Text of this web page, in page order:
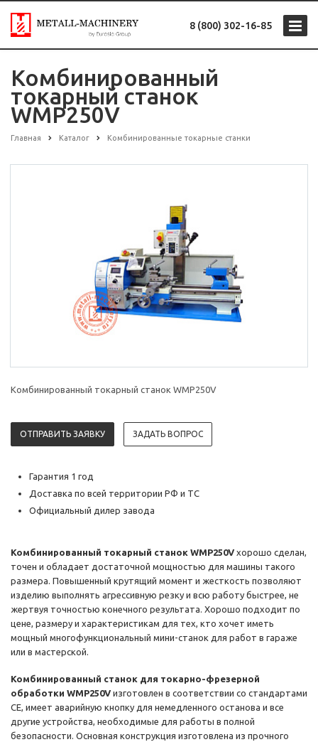
8 (800) 302-16-85
Комбинированный
токарный станок
WMP250V
Главная Каталог Комбинированные токарные станки
Комбинированный токарный станок WMP250V
ОТПРАВИТЬ ЗАЯВКУ ЗАДАТЬ ВОПРОС
Гарантия 1 год
Доставка по всей территории РФ и ТС
Официальный дилер завода
Комбинированный токарный станок WMP250V хорошо сделан,
точен и обладает достаточной мощностью для машины такого
размера. Повышенный крутящий момент и жесткость позволяют
изделию выполнять агрессивную резку и всю работу быстрее, не
жертвуя точностью конечного результата. Хорошо подходит по
цене, размеру и характеристикам для тех, кто хочет иметь
мощный многофункциональный мини-станок для работ в гараже
или в мастерской.
Комбинированный станок для токарно-фрезерной
обработки WMP250V изготовлен в соответствии со стандартами
CE, имеет аварийную кнопку для немедленного останова и все
другие устройства, необходимые для работы в полной
безопасности. Основная конструкция изготовлена ​​из прочного